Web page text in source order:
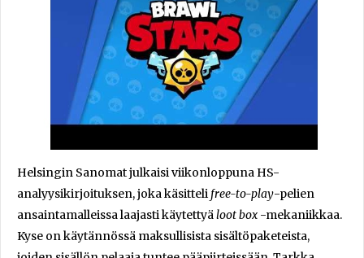
Helsingin Sanomat julkaisi viikonloppuna HS-
analyysikirjoituksen, joka käsitteli free-to-play-pelien
ansaintamalleissa laajasti käytettyä loot box -mekaniikkaa.
Kyse on käytännössä maksullisista sisältöpaketeista,